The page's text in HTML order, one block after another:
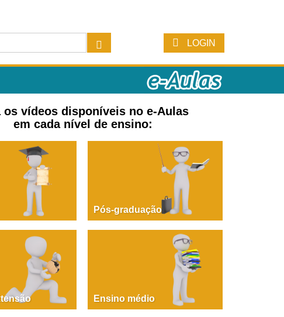
LOGIN
PAOLA GIUSTINA BACCIN
Dire, fare, partire! Aula 1 – parte 1
os vídeos disponíveis no e-Aulas
em cada nível de ensino:
Pós-graduação
Ensino médio